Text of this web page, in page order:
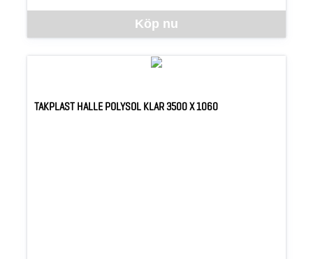
Köp nu
TAKPLAST HALLE POLYSOL KLAR 3500 X 1060